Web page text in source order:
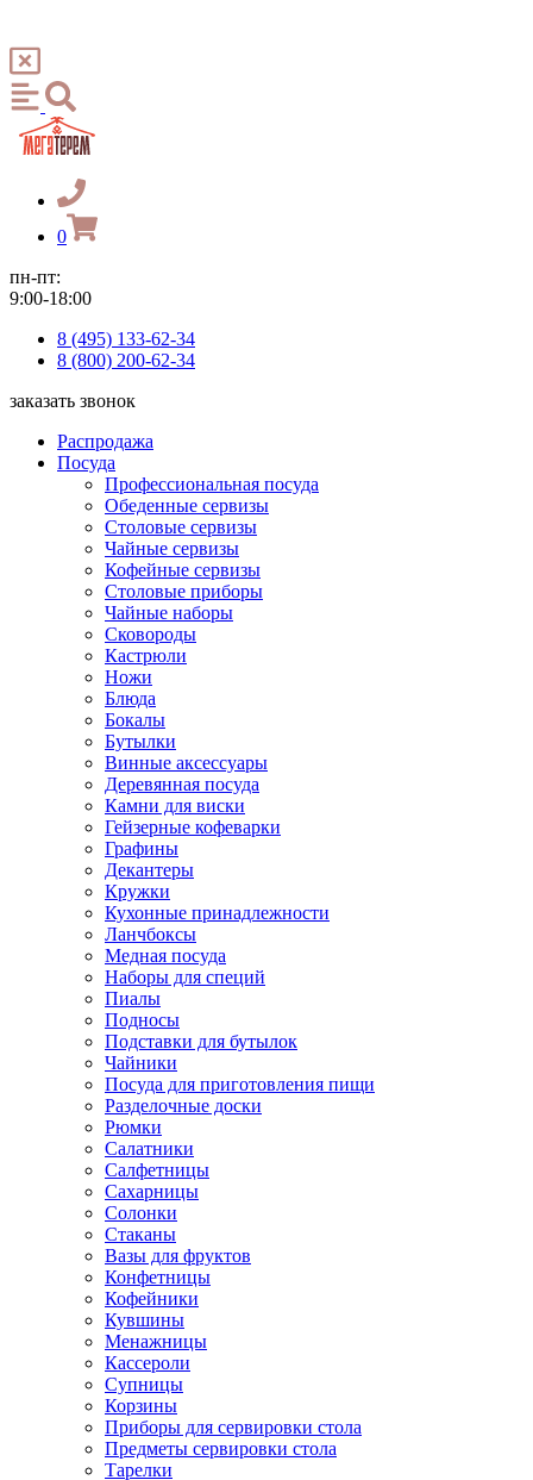
0
пн-пт:
9:00-18:00
8 (495) 133-62-34
8 (800) 200-62-34
заказать звонок
Распродажа
Посуда
Профессиональная посуда
Обеденные сервизы
Столовые сервизы
Чайные сервизы
Кофейные сервизы
Столовые приборы
Чайные наборы
Сковороды
Кастрюли
Ножи
Блюда
Бокалы
Бутылки
Винные аксессуары
Деревянная посуда
Камни для виски
Гейзерные кофеварки
Графины
Декантеры
Кружки
Кухонные принадлежности
Ланчбоксы
Медная посуда
Наборы для специй
Пиалы
Подносы
Подставки для бутылок
Чайники
Посуда для приготовления пищи
Разделочные доски
Рюмки
Салатники
Салфетницы
Сахарницы
Солонки
Стаканы
Вазы для фруктов
Конфетницы
Кофейники
Кувшины
Менажницы
Кассероли
Супницы
Корзины
Приборы для сервировки стола
Предметы сервировки стола
Тарелки